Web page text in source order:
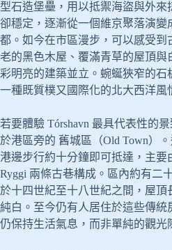
型石造堡壘，用以抵禦海盜與外來
卻穩定，逐漸從一個維京聚落演變
都。如今在市區漫步，可以感受到
老的黑色木屋、覆滿青草的屋頂與
彩明亮的建築並立。蜿蜒狹窄的石
一種既質樸又國際化的北大西洋風
若要體驗 Tórshavn 最具代表性的
於港區旁的 舊城區（Old Town）
港邊步行約十分鐘即可抵達，主要
Ryggi 兩條古巷構成。區內約有二
於十四世紀至十八世紀之間，屋頂
純白。至今仍有人居住於這些傳統
仍保持生活氣息，而非單純的觀光